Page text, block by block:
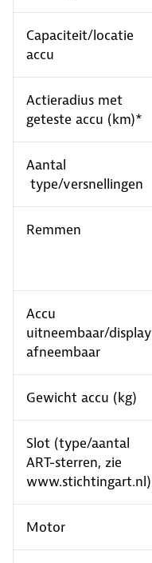
Capaciteit/locatie
accu
Actieradius met
geteste accu (km)*
Aantal
type/versnellingen
Remmen
Accu
uitneembaar/display
afneembaar
Gewicht accu (kg)
Slot (type/aantal
ART-sterren, zie
www.stichtingart.nl)
Motor